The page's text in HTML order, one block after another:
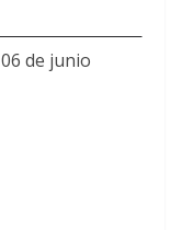
06 de junio